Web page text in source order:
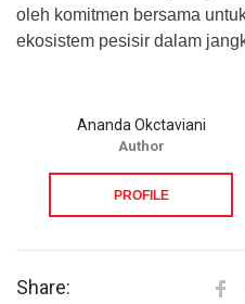
oleh komitmen bersama
ekosistem pesisir dalam
Ananda Okctaviani
Author
PROFILE
Share: